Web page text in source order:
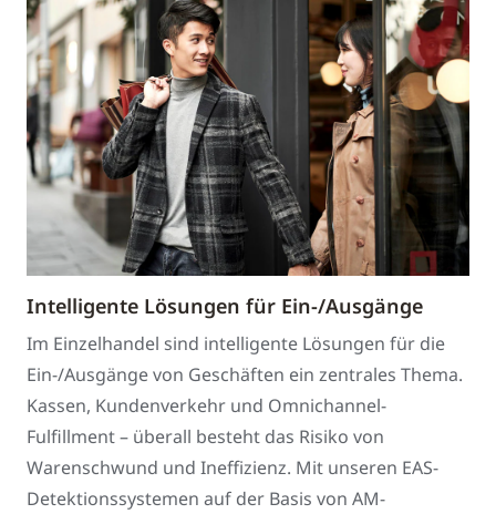
Intelligente Lösungen für Ein-/Ausgänge
Im Einzelhandel sind intelligente Lösungen für die
Ein-/Ausgänge von Geschäften ein zentrales Thema.
Kassen, Kundenverkehr und Omnichannel-
Fulfillment – überall besteht das Risiko von
Warenschwund und Ineffizienz. Mit unseren EAS-
Detektionssystemen auf der Basis von AM-